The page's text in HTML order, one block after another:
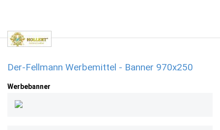
Der-Fellmann Werbemittel - Banner 970x250
Werbebanner